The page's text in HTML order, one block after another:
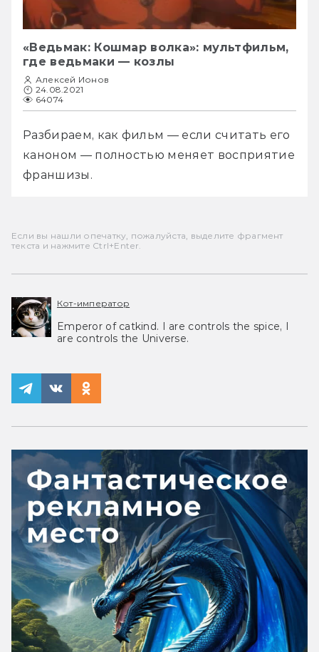
«Ведьмак: Кошмар волка»: мультфильм,
где ведьмаки — козлы
Алексей Ионов
24.08.2021
64074
Разбираем, как фильм — если считать его
каноном — полностью меняет восприятие
франшизы.
Если вы нашли опечатку, пожалуйста, выделите фрагмент
текста и нажмите Ctrl+Enter.
Кот-император
Emperor of catkind. I are controls the spice, I
are controls the Universe.